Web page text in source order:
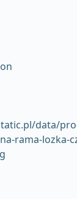
data/
rama-lozka-